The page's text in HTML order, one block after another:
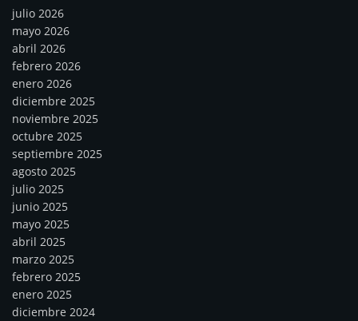
julio 2026
mayo 2026
abril 2026
febrero 2026
enero 2026
diciembre 2025
noviembre 2025
octubre 2025
septiembre 2025
agosto 2025
julio 2025
junio 2025
mayo 2025
abril 2025
marzo 2025
febrero 2025
enero 2025
diciembre 2024